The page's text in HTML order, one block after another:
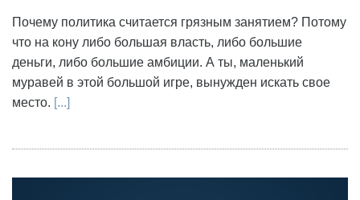
Почему политика считается грязным занятием? Потому
что на кону либо большая власть, либо большие
деньги, либо большие амбиции. А ты, маленький
муравей в этой большой игре, вынужден искать свое
место. [...]